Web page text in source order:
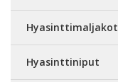
Hyasinttimaljakot
Hyasinttiniput